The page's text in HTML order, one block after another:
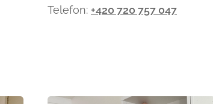
Telefon: +420 720 757 047